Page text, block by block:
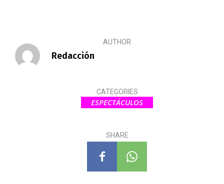
AUTHOR
Redacción
CATEGORIES
ESPECTÁCULOS
SHARE